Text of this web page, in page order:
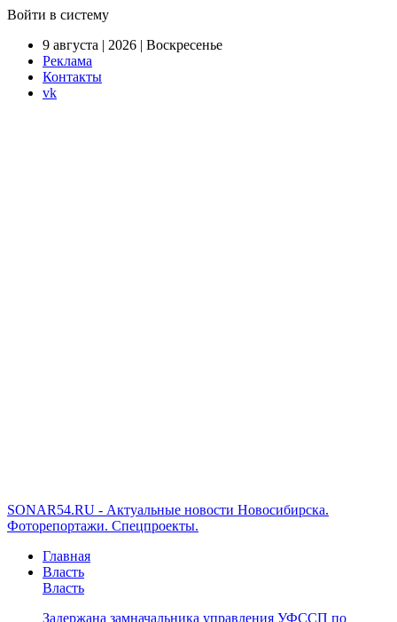
Войти в систему
9 августа | 2026 | Воскресенье
Реклама
Контакты
vk
SONAR54.RU - Актуальные новости Новосибирска.
Фоторепортажи. Спецпроекты.
Главная
Власть
Власть
Задержана замначальника управления УФССП по